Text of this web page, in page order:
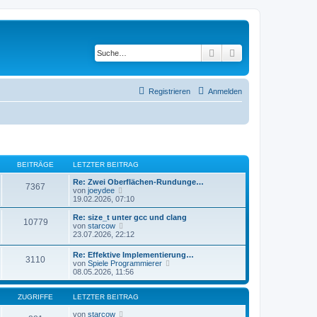
Suche
Anmelden
Registrieren
BEITRÄGE LETZTER BEITRAG
7367
Re: Zwei Oberflächen-Rundunge…
von joeydee
e
u
e
t
r
B
e
i
t
r
a
19.02.2026, 07:10
10779
Re: size_t unter gcc und clang
von starcow
e
s
t
e
r
B
e
23.07.2026, 22:12
3110
Re: Effektive Implementierung…
von Spiele Programmierer
u
e
t
08.05.2026, 11:56
ZUGRIFFE LETZTER BEITRAG
von starcow